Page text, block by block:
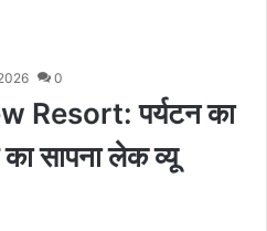
0
Resort: पर्यटन का
सापना लेक व्यू